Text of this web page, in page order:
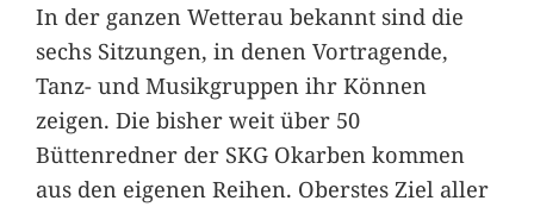
In der ganzen Wetterau bekannt sind die
sechs Sitzungen, in denen Vortragende,
Tanz- und Musikgruppen ihr Können
zeigen. Die bisher weit über 50
Büttenredner der SKG Okarben kommen
aus den eigenen Reihen. Oberstes Ziel aller